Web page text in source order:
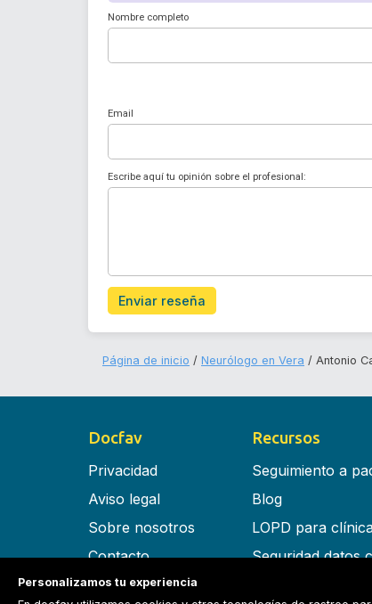
Nombre completo
Email
Escribe aquí tu opinión sobre el profesional:
Enviar reseña
Página de inicio Neurólogo en Vera Antonio
Docfav
Privacidad
Aviso legal
Sobre nosotros
Contacto
Términos y condiciones
Recursos
Seguimiento a
Blog
LOPD para
Seguridad datos
Personalizamos tu experiencia